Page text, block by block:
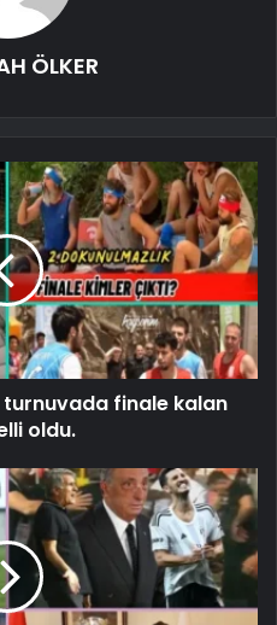
ÖLKER
turnuvada finale kalan
oldu.